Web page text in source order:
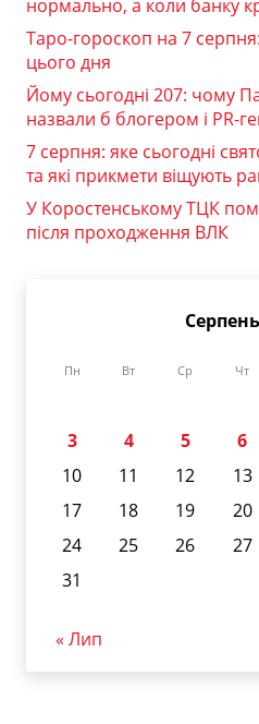
нормально, а коли банку
Таро-гороскоп на 7
цього дня
Йому сьогодні 207: чому
назвали б блогером і PR-
7 серпня: яке сьогодні
та які прикмети віщують
У Коростенському ТЦК
після проходження ВЛК
Пн Вт Ср Чт
3
4 5 6
10
11 12 13
17
18 19 20
24
25 26 27
31
« Лип